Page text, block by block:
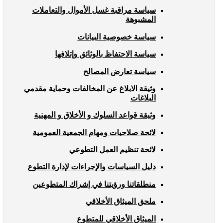
سياسة مراقبة غسل الأموال والتعاملات
المشبوهة
سياسة خصوصية البيانات
سياسة الاحتفاظ بالوثائق وإتلافها
سياسة تعارض المصالح
وثيقة الابلاغ عن المخالفات وحماية مقدمي
البلاغات
وثيقة قواعد السلوك و الأخلاق و المهنية
لائحة صلاحيات ومهام الجمعية العمومية
لائحة تنظيم العمل التطوعي
دليل السياسات والإجراءات لإدارة التطوع
منطلقاتنا ورؤيتنا في إشراك المتطوعين
ملحق الميثاق الأخلاقي
الميثاق الأخلاقي للمتطوع